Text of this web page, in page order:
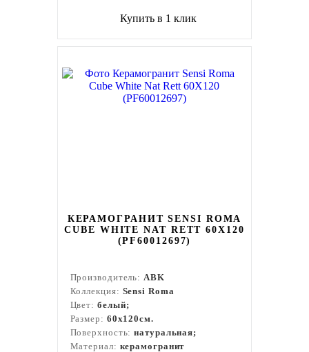
Купить в 1 клик
КЕРАМОГРАНИТ SENSI ROMA
CUBE WHITE NAT RETT 60X120
(PF60012697)
Производитель:ABK
Коллекция: Sensi Roma
Цвет: белый;
Размер: 60x120см.
Поверхность:натуральная;
Материал: керамогранит